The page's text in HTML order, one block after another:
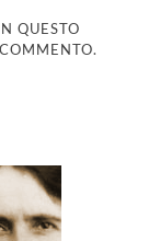
QUESTO